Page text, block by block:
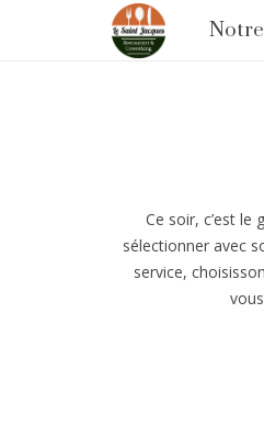
Ce soir, c’est
sélectionner avec
service,